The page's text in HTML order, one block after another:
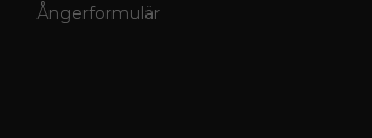
Ångerformulär